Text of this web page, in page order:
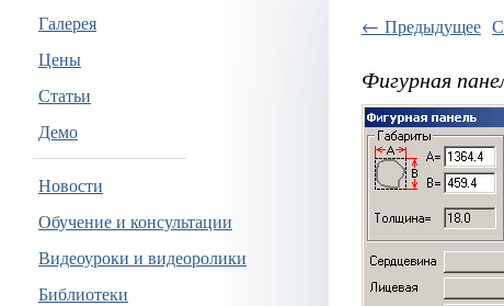
Галерея
Цены
Статьи
Демо
Новости
Обучение и консультации
Видеоуроки и видеоролики
Библиотеки
← Предыдущее
Фигурная